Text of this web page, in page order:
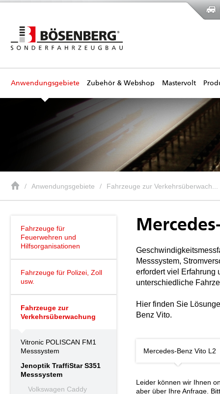
Anwendungsgebiete Zubehör & Webshop Mastervolt
Anwendungsgebiete Fahrzeuge zur Verkehrsüberwach...
Fahrzeuge für
Feuerwehren und
Hilfsorganisationen
Fahrzeuge für Polizei, Zoll
usw.
Fahrzeuge zur
Verkehrsüberwachung
Vitronic POLISCAN FM1
Messsystem
Jenoptik TraffiStar S351
Messsystem
Volkswagen Caddy
Messsystem,
erfordert viel Erfahrung
unterschiedliche
Hier finden Sie
Benz Vito.
Mercedes-Benz Vito L2
Leider können wir Ihnen
aber über Ihre Anfrage.